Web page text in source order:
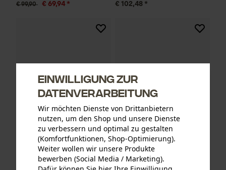
€ 99,90 € 69,94 * € 102,48 *
KOX Sägeketten Halbmeißel
404", 1.6 mm, 84 Tgl.
KOX Sägeketten Hobby
3/8", 1.3 mm, 55 Tgl.
Einwilligung zur
Datenverarbeitung
Wir möchten Dienste von Drittanbietern
nutzen, um den Shop und unsere Dienste
zu verbessern und optimal zu gestalten
(Komfortfunktionen, Shop-Optimierung).
Weiter wollen wir unsere Produkte
bewerben (Social Media / Marketing).